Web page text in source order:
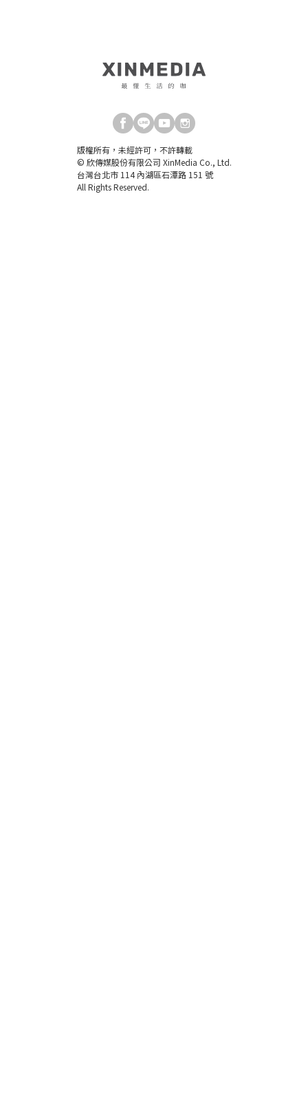
版權所有，未經許可，不許轉載
© 欣傳媒股份有限公司 XinMedia Co., Ltd.
台灣台北市 114 內湖區石潭路 151 號
All Rights Reserved.